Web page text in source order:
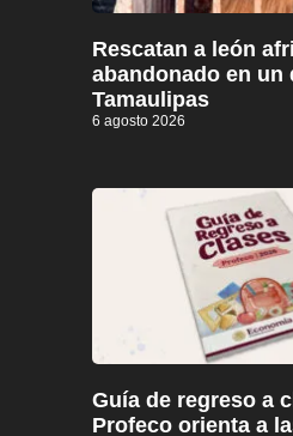
Rescatan a león
abandonado en un
Tamaulipas
6 agosto 2026
Guía de regreso a
Profeco orienta a